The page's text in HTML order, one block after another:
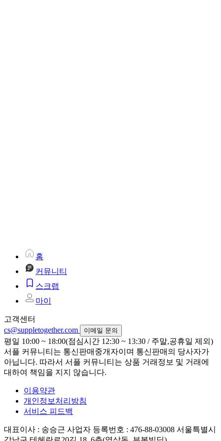
홈
커뮤니티
스크랩
마이
고객센터
cs@suppletogether.com
이메일 문의
평일 10:00 ~ 18:00(점심시간 12:30 ~ 13:30 / 주말,공휴일 제외)
서플 커뮤니티는 통신판매중개자이며 통신판매의 당사자가
아닙니다. 따라서 서플 커뮤니티는 상품 거래정보 및 거래에
대하여 책임을 지지 않습니다.
이용약관
개인정보처리방침
서비스 피드백
대표이사 : 송승근 사업자 등록번호 : 476-88-03008 서울특별시